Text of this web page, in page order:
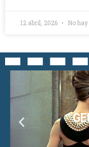
12 abril, 2026 No